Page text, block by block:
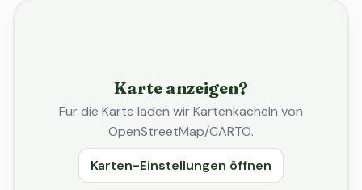
Karte anzeigen?
Für die Karte laden wir Kartenkacheln von
OpenStreetMap/CARTO.
Karten-Einstellungen öffnen